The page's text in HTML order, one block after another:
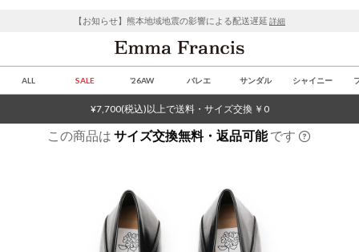
【お知らせ】熊本地域地震の影響による配送遅延 詳細
ALL SALE ’26AW バレエ サンダル シャイニー
¥7,700(税込)以上で送料・サイズ交換 ￥0
この商品は サイズ交換無料・返品可能です